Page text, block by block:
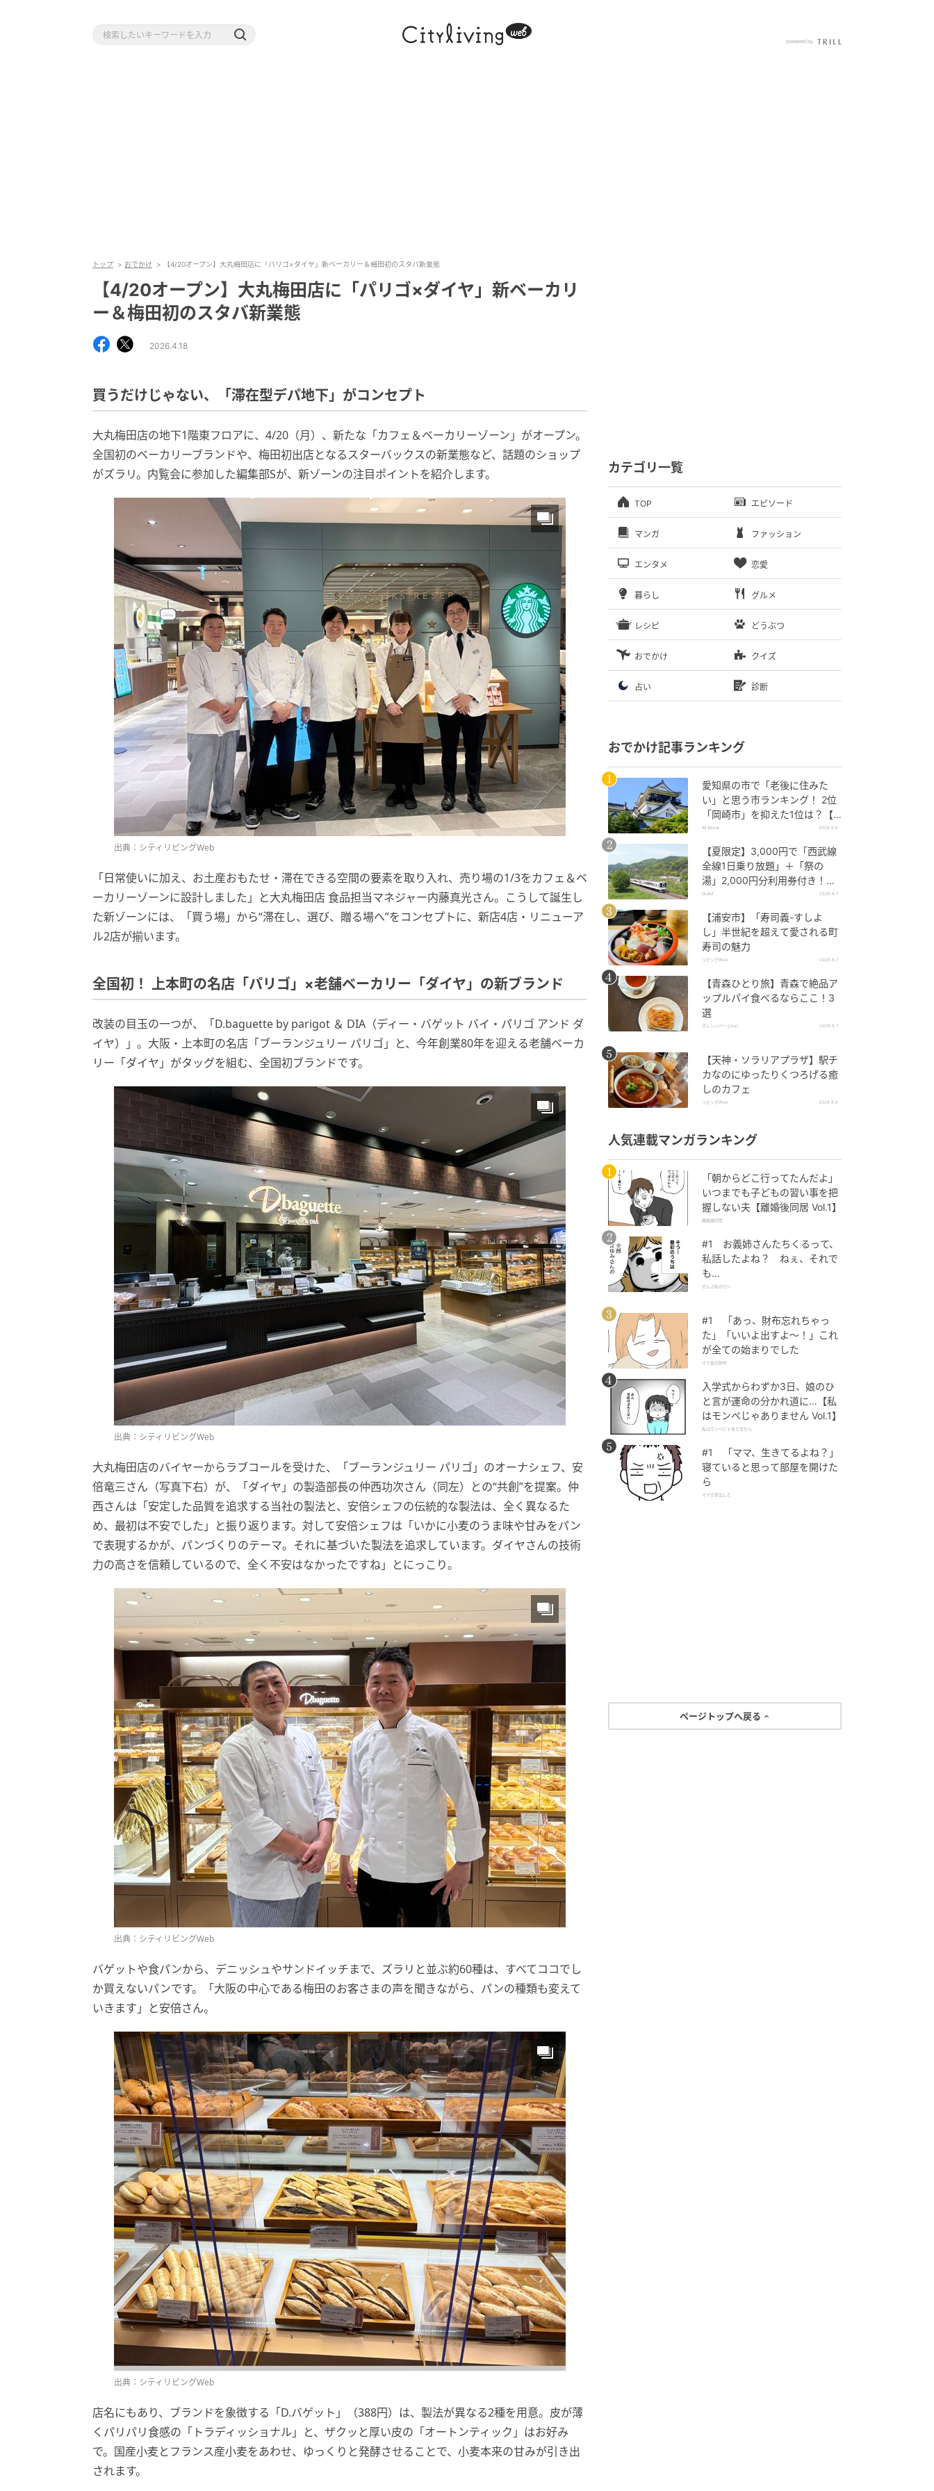
トップ おでかけ 【4/20オープン】大丸梅田店に「パリゴ×ダイヤ」新ベーカリー＆梅田初のスタバ新業態
【4/20オープン】大丸梅田店に「パリゴ×ダイヤ」新ベーカリ
ー＆梅田初のスタバ新業態
2026.4.18
買うだけじゃない、「滞在型デパ地下」がコンセプト
大丸梅田店の地下1階東フロアに、4/20（月）、新たな「カフェ＆ベーカリーゾーン」がオープン。
全国初のベーカリーブランドや、梅田初出店となるスターバックスの新業態など、話題のショップ
がズラリ。内覧会に参加した編集部Sが、新ゾーンの注目ポイントを紹介します。
出典：シティリビングWeb
「日常使いに加え、お土産おもたせ・滞在できる空間の要素を取り入れ、売り場の1/3をカフェ＆ベ
ーカリーゾーンに設計しました」と大丸梅田店 食品担当マネジャー内藤真光さん。こうして誕生し
た新ゾーンには、「買う場」から“滞在し、選び、贈る場へ”をコンセプトに、新店4店・リニューア
ル2店が揃います。
全国初！ 上本町の名店「パリゴ」×老舗ベーカリー「ダイヤ」の新ブランド
改装の目玉の一つが、「D.baguette by parigot ＆ DIA（ディー・バゲット バイ・パリゴ アンド ダ
イヤ）」。大阪・上本町の名店「ブーランジュリー パリゴ」と、今年創業80年を迎える老舗ベーカ
リー「ダイヤ」がタッグを組む、全国初ブランドです。
出典：シティリビングWeb
大丸梅田店のバイヤーからラブコールを受けた、「ブーランジュリー パリゴ」のオーナシェフ、安
倍竜三さん（写真下右）が、「ダイヤ」の製造部長の仲西功次さん（同左）との“共創”を提案。仲
西さんは「安定した品質を追求する当社の製法と、安倍シェフの伝統的な製法は、全く異なるた
め、最初は不安でした」と振り返ります。対して安倍シェフは「いかに小麦のうま味や甘みをパン
で表現するかが、パンづくりのテーマ。それに基づいた製法を追求しています。ダイヤさんの技術
力の高さを信頼しているので、全く不安はなかったですね」とにっこり。
出典：シティリビングWeb
バゲットや食パンから、デニッシュやサンドイッチまで、ズラリと並ぶ約60種は、すべてココでし
か買えないパンです。「大阪の中心である梅田のお客さまの声を聞きながら、パンの種類も変えて
いきます」と安倍さん。
出典：シティリビングWeb
店名にもあり、ブランドを象徴する「D.バゲット」（388円）は、製法が異なる2種を用意。皮が薄
くパリパリ食感の「トラディッショナル」と、ザクッと厚い皮の「オートンティック」はお好み
で。国産小麦とフランス産小麦をあわせ、ゆっくりと発酵させることで、小麦本来の甘みが引き出
されます。
カテゴリ一覧
TOP エピソード
マンガ ファッション
エンタメ 恋愛
暮らし グルメ
レシピ どうぶつ
おでかけ クイズ
占い 診断
おでかけ記事ランキング
愛知県の市で「老後に住みた
い」と思う市ランキング！ 2位
「岡崎市」を抑えた1位は？【2
026年調査】
All About 2026.8.6
【夏限定】3,000円で「西武線
全線1日乗り放題」＋「祭の
湯」2,000円分利用券付き！
『秩父 夏のおでかけきっぷ』で
GLAM 2026.8.7
【浦安市】「寿司義-すしよ
し」半世紀を超えて愛される町
寿司の魅力
リビングWeb 2026.8.7
【青森ひとり旅】青森で絶品ア
ップルパイ食べるならここ！3
選
オレンジページnet 2026.8.7
【天神・ソラリアプラザ】駅チ
カなのにゆったりくつろげる癒
しのカフェ
リビングWeb 2026.8.6
人気連載マンガランキング
「朝からどこ行ってたんだよ」
いつまでも子どもの習い事を把
握しない夫【離婚後同居 Vol.1】
離婚後同居
#1 お義姉さんたちくるって、
私話したよね？ ねぇ、それで
も…
ぜんぶ私のせい
#1 「あっ、財布忘れちゃっ
た」「いいよ出すよ〜！」これ
が全ての始まりでした
ママ友の財布
入学式からわずか3日、娘のひ
と言が運命の分かれ道に…【私
はモンペじゃありません Vol.1】
私はモンペじゃありません
#1 「ママ、生きてるよね？」
寝ていると思って部屋を開けた
ら
ママが家出した
ページトップへ戻る